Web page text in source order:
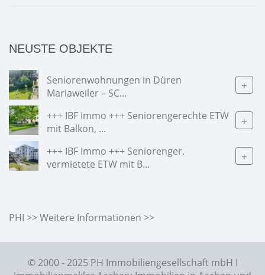
NEUSTE OBJEKTE
Seniorenwohnungen in Düren
Mariaweiler – SC...
+
+++ IBF Immo +++ Seniorengerechte ETW
mit Balkon, ...
+
+++ IBF Immo +++ Seniorenger.
vermietete ETW mit B...
+
PHI >> Weitere Informationen >>
© 2000 - 2025 PH Immobiliengesellschaft mbH I